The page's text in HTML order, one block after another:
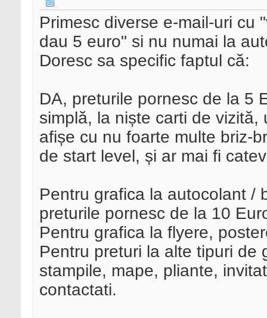
Primesc diverse e-mail-uri cu
dau 5 euro" si nu numai la
Doresc sa specific faptul că:
DA, preturile pornesc de la 5
simplă, la niște carti de
afișe cu nu foarte multe briz-
de start level, și ar mai fi
Pentru grafica la autocolant /
preturile pornesc de la 10
Pentru grafica la flyere,
Pentru preturi la alte tipuri de
stampile, mape, pliante,
contactati.